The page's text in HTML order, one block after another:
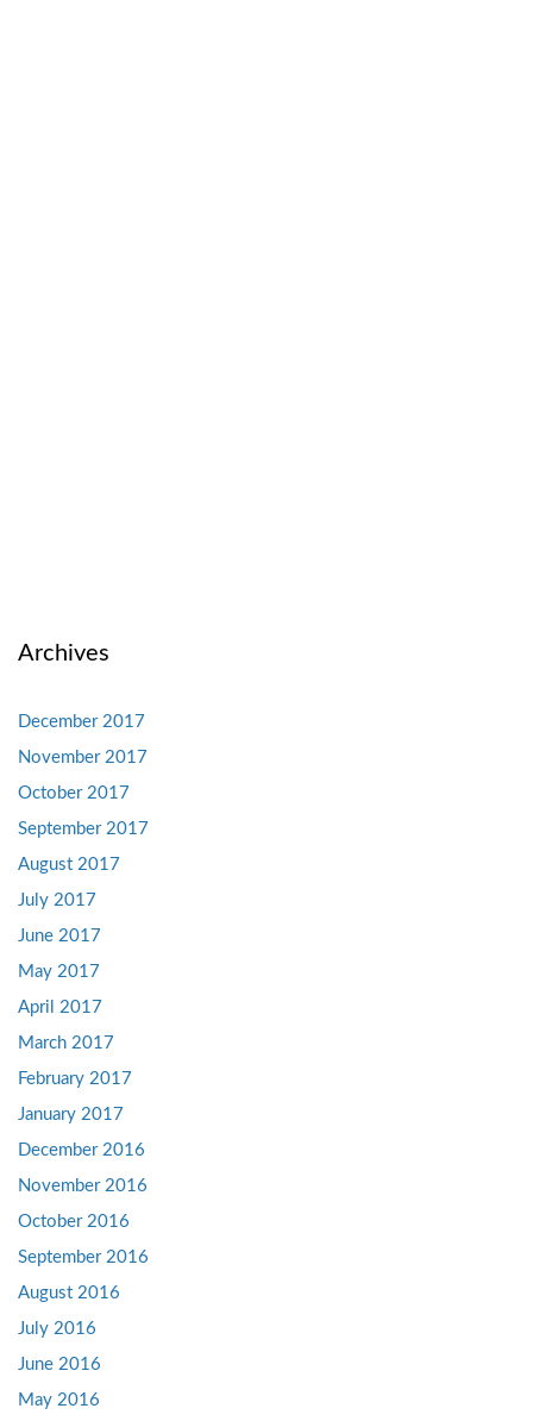
Archives
December 2017
November 2017
October 2017
September 2017
August 2017
July 2017
June 2017
May 2017
April 2017
March 2017
February 2017
January 2017
December 2016
November 2016
October 2016
September 2016
August 2016
July 2016
June 2016
May 2016